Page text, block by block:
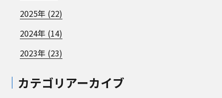
2025年 (22)
2024年 (14)
2023年 (23)
カテゴリアーカイブ